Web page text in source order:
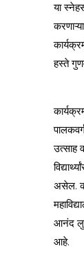
या
हस्ते
उत्साह
असेल.
आनंद
आहे.